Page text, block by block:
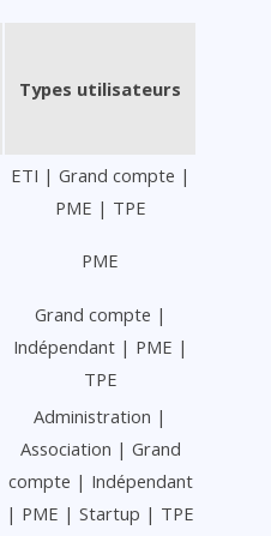
Types utilisateurs
ETI | Grand compte |
PME | TPE
PME
Grand compte |
Indépendant | PME |
TPE
Administration |
Association | Grand
compte | Indépendant
| PME | Startup | TPE